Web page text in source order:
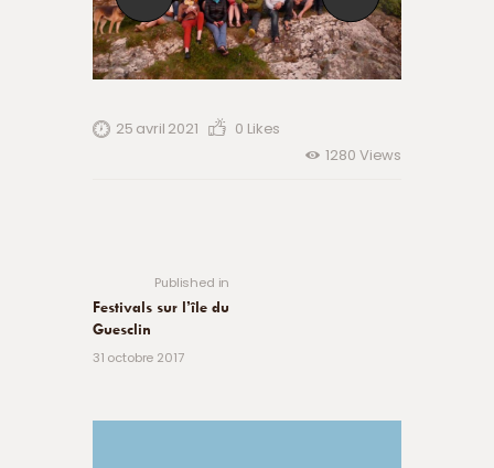
25 avril 2021 0 Likes
1280 Views
Published in
Festivals sur l’île du
Guesclin
31 octobre 2017